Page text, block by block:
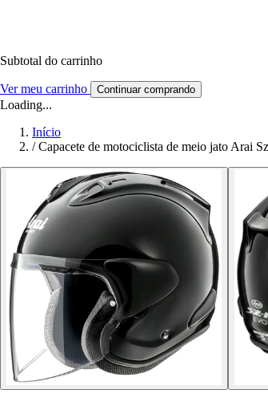
Subtotal do carrinho
Ver meu carrinho Continuar comprando
Loading...
Início
/ Capacete de motociclista de meio jato Arai